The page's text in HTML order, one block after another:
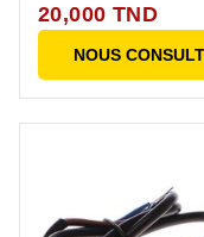
20,000 TND
NOUS